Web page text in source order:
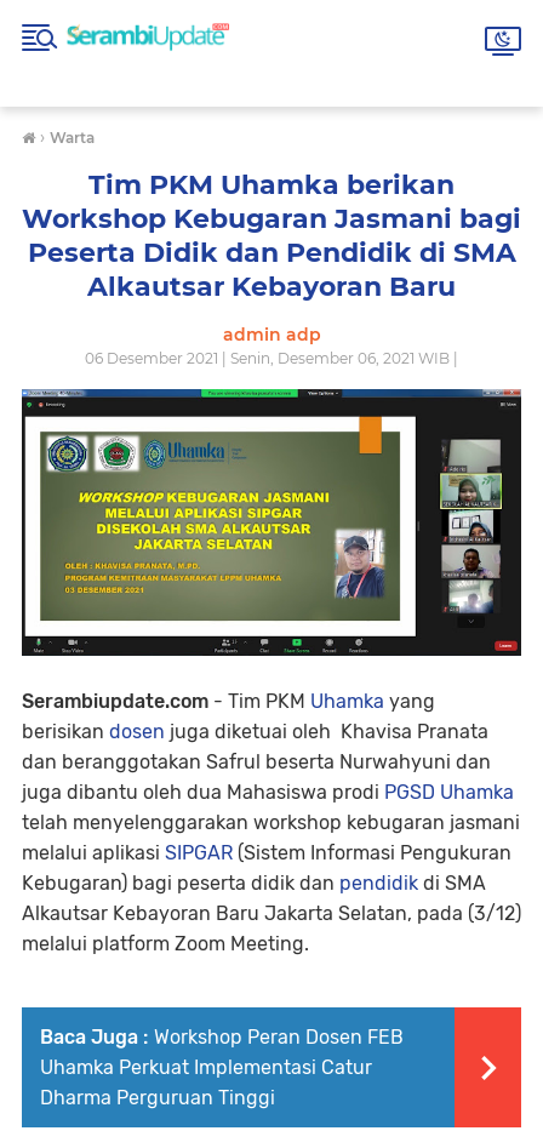
› Warta
Tim PKM Uhamka berikan
Workshop Kebugaran Jasmani bagi
Peserta Didik dan Pendidik di SMA
Alkautsar Kebayoran Baru
admin adp
06 Desember 2021 | Senin, Desember 06, 2021 WIB |
Serambiupdate.com - Tim PKM Uhamka yang
berisikan dosen juga diketuai oleh Khavisa Pranata
dan beranggotakan Safrul beserta Nurwahyuni dan
juga dibantu oleh dua Mahasiswa prodi PGSD Uhamka
telah menyelenggarakan workshop kebugaran jasmani
melalui aplikasi SIPGAR (Sistem Informasi Pengukuran
Kebugaran) bagi peserta didik dan pendidik di SMA
Alkautsar Kebayoran Baru Jakarta Selatan, pada (3/12)
melalui platform Zoom Meeting.
Baca Juga : Workshop Peran Dosen FEB
Uhamka Perkuat Implementasi Catur
Dharma Perguruan Tinggi